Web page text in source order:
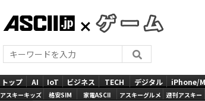
トップ AI IoT ビジネス TECH デジタル iPhone/
アスキーキッズ 格安SIM 家電ASCII アスキーグルメ 週刊アスキー